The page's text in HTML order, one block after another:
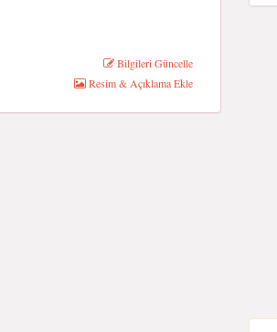
Bilgileri Güncelle
Resim & Açıklama Ekle